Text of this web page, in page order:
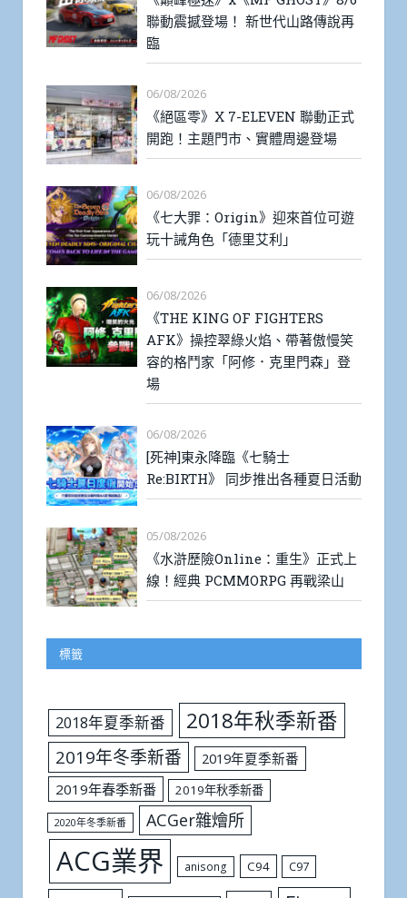
聯動震撼登場！ 新世代山路傳說再
臨
06/08/2026
《絕區零》X 7-ELEVEN 聯動正式
開跑！主題門市、實體周邊登場
06/08/2026
《七大罪：Origin》迎來首位可遊
玩十誡角色「德里艾利」
06/08/2026
《THE KING OF FIGHTERS
AFK》操控翠綠火焰、帶著傲慢笑
容的格鬥家「阿修．克里門森」登
場
06/08/2026
[死神]東永降臨《七騎士
Re:BIRTH》 同步推出各種夏日活動
05/08/2026
《水滸歷險Online：重生》正式上
線！經典 PCMMORPG 再戰梁山
標籤
2018年夏季新番 2018年秋季新番
2019年冬季新番
2019年夏季新番
2019年春季新番
2019年秋季新番
2020年冬季新番 ACGer雜燴所
ACG業界 anisong C94 C97